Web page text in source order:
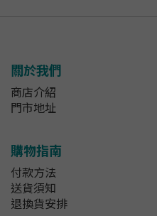
關於我們
商店介紹
門市地址
購物指南
付款方法
送貨須知
退換貨安排